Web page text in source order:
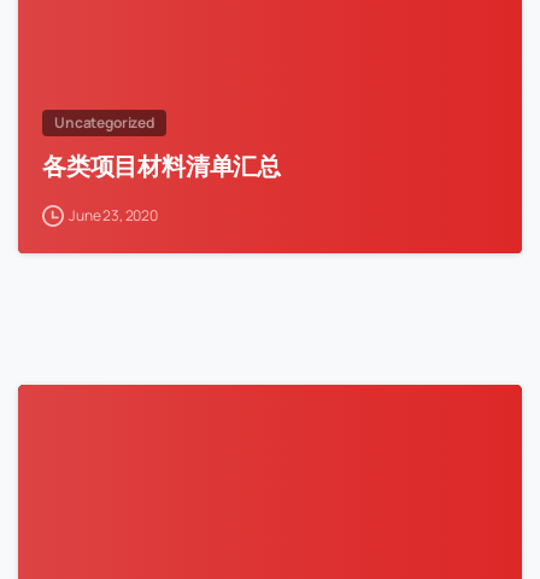
Uncategorized
各类项目材料清单汇总
June 23, 2020